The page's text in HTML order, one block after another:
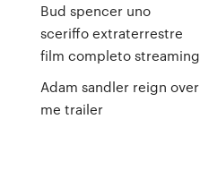
Bud spencer uno
sceriffo extraterrestre
film completo streaming
Adam sandler reign over
me trailer